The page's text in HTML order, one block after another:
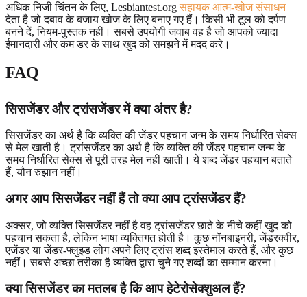
अधिक निजी चिंतन के लिए, Lesbiantest.orgसहायक आत्म-खोज संसाधन
देता है जो दबाव के बजाय खोज के लिए बनाए गए हैं। किसी भी टूल को दर्पण
बनने दें, नियम-पुस्तक नहीं। सबसे उपयोगी जवाब वह है जो आपको ज्यादा
ईमानदारी और कम डर के साथ खुद को समझने में मदद करे।
FAQ
सिसजेंडर और ट्रांसजेंडर में क्या अंतर है?
सिसजेंडर का अर्थ है कि व्यक्ति की जेंडर पहचान जन्म के समय निर्धारित सेक्स
से मेल खाती है। ट्रांसजेंडर का अर्थ है कि व्यक्ति की जेंडर पहचान जन्म के
समय निर्धारित सेक्स से पूरी तरह मेल नहीं खाती। ये शब्द जेंडर पहचान बताते
हैं, यौन रुझान नहीं।
अगर आप सिसजेंडर नहीं हैं तो क्या आप ट्रांसजेंडर हैं?
अक्सर, जो व्यक्ति सिसजेंडर नहीं है वह ट्रांसजेंडर छाते के नीचे कहीं खुद को
पहचान सकता है, लेकिन भाषा व्यक्तिगत होती है। कुछ नॉनबाइनरी, जेंडरक्वीर,
एजेंडर या जेंडर-फ्लुइड लोग अपने लिए ट्रांस शब्द इस्तेमाल करते हैं, और कुछ
नहीं। सबसे अच्छा तरीका है व्यक्ति द्वारा चुने गए शब्दों का सम्मान करना।
क्या सिसजेंडर का मतलब है कि आप हेटेरोसेक्शुअल हैं?